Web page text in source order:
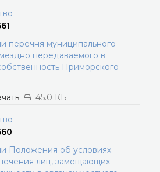
перечня муниципального
передаваемого в
Приморского
45.0 КБ
Положения об условиях
лиц, замещающих